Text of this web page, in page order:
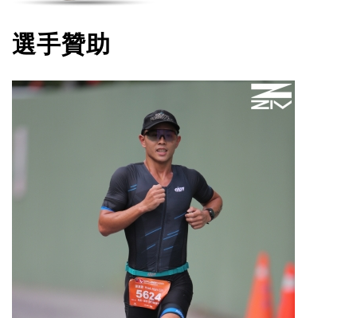
選手贊助